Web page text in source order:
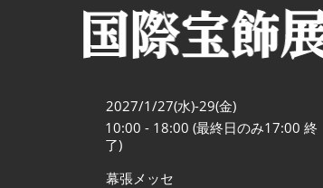
2027/1/27(水)-29(金)
10:00 - 18:00 (最終日のみ17:00 終
了)
幕張メッセ